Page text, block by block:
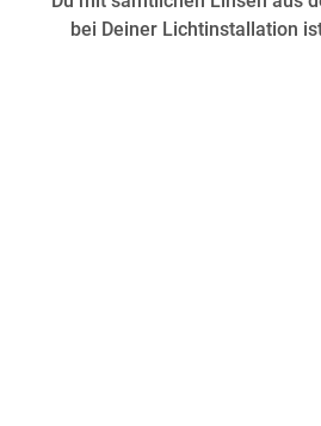
bei Deiner Lichtinstallation